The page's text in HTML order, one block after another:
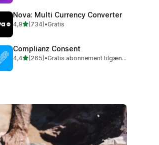
Nova: Multi Currency Converter
4,9ud af 5 stjerner
(734)
734 anmeldelser i alt
•Gratis
Complianz Consent
4,4ud af 5 stjerner
(265)
265 anmeldelser i alt
• Gratis abonnement tilgængeligt